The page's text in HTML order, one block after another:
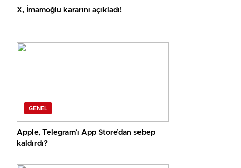
X, İmamoğlu kararını açıkladı!
GENEL
Apple, Telegram’ı App Store’dan sebep
kaldırdı?